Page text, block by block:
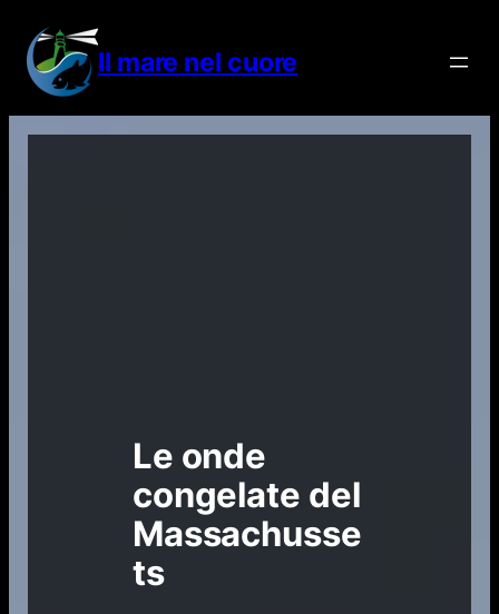
contenuto
Il mare nel cuore
Le onde
congelate del
Massachusse
ts